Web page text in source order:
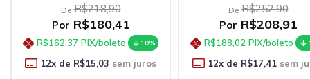
De R$252,90
Por R$208,91
R$188,02 PIX/boleto 10%
12x de R$17,41 sem juros
De R$68,90
Por R$56,91
R$51,22 PIX/boleto
11x de R$5,17sem